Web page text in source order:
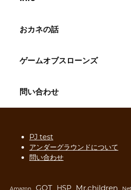
おカネの話
ゲームオブスローンズ
問い合わせ
PJ test
アンダーグラウンドについて
問い合わせ
Amazon GOT HSP Mr.children